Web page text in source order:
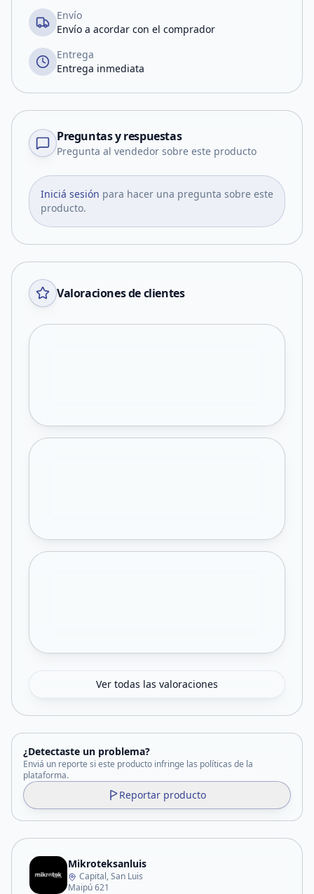
Envío
Envío a acordar con el comprador
Entrega
Entrega inmediata
Preguntas y respuestas
Pregunta al vendedor sobre este producto
Iniciá sesión para hacer una pregunta sobre este
producto.
Valoraciones de clientes
Ver todas las valoraciones
¿Detectaste un problema?
Enviá un reporte si este producto infringe las políticas de la
plataforma.
Reportar producto
Mikroteksanluis
Capital, San Luis
Maipú 621